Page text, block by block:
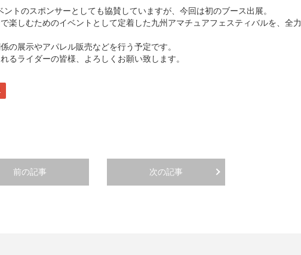
トのスポンサーとしても協賛していますが、今回は初のブース出展。
楽しむためのイベントとして定着した九州アマチュアフェスティバルを、全力
の展示やアパレル販売などを行う予定です。
るライダーの皆様、よろしくお願い致します。
前の記事 次の記事